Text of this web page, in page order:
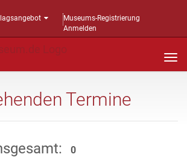
Museums-Registrierung
Anmelden
Termine
0